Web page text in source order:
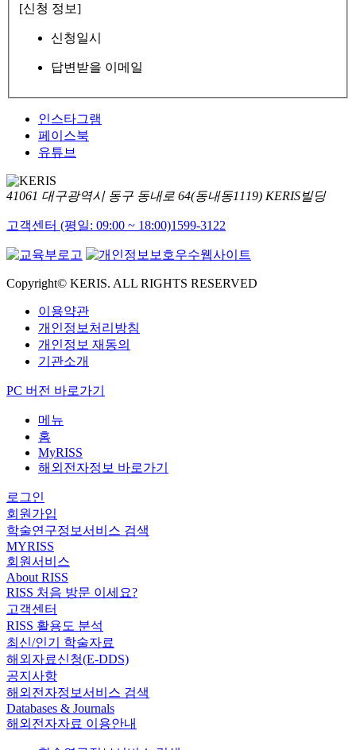
[신청 정보]
신청일시
답변받을 이메일
인스타그램
페이스북
유튜브
41061 대구광역시 동구 동내로 64(동내동1119) KERIS빌딩
고객센터 (평일: 09:00 ~ 18:00)1599-3122
Copyright© KERIS. ALL RIGHTS RESERVED
이용약관
개인정보처리방침
개인정보 재동의
기관소개
PC 버전 바로가기
메뉴
홈
MyRISS
해외전자정보 바로가기
로그인
회원가입
학술연구정보서비스 검색
MYRISS
회원서비스
About RISS
RISS 처음 방문 이세요?
고객센터
RISS 활용도 분석
최신/인기 학술자료
해외자료신청(E-DDS)
공지사항
해외전자정보서비스 검색
Databases & Journals
해외전자자료 이용안내